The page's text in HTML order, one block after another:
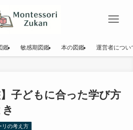
鑑 敏感期図鑑 本の図鑑 運営者につい
】子どもに合った学び方
リの考え方